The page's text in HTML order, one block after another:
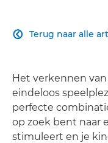
Terug naar alle

Het verkennen
eindeloos
perfecte
op zoek bent naar
stimuleert en je